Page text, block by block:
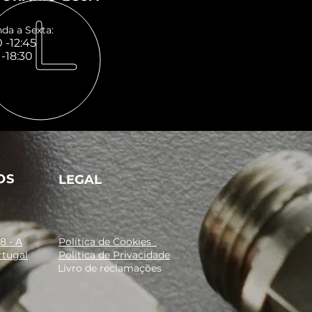
em instalações
automação, linhas de
de controlo e distribuição de
a Sexta:
-12:45
18:30
LEGAL
- A
Política de Cookies
Política de Privacidade
Livro de reclamações